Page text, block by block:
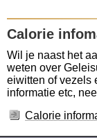
Calorie
Wil je naast het
weten over
eiwitten of vezels
informatie etc,
Calorie